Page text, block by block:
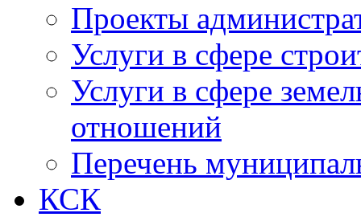
Проекты
Услуги в сфере
Услуги в сфере
отношений
Перечень
КСК